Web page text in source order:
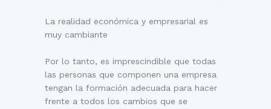
La realidad económica y empresarial es
muy cambiante
Por lo tanto, es imprescindible que todas
las personas que componen una empresa
tengan la formación adecuada para hacer
frente a todos los cambios que se